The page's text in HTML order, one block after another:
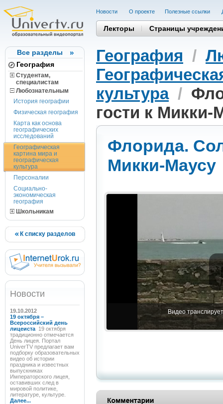
Все разделы
География
Студентам,
cпециалистам
Любознательным
История географии
Физическая география
Карта как основа
географических
исследований
Географическая
картина мира и
географическая
культура
Персоналии
Социально-
экономическая
география
Школьникам
К списку разделов
Новости
19.10.2012
19 октября –
Всероссийский день
лицеиста 19 октября
традиционно отмечается
День лицея. Портал
UniverTV предлагает вам
подборку образовательных
видео об истории
праздника и известных
выпускниках
Императорского лицея,
оставивших след в
мировой политике,
литературе, культуре.
Далее...
Новости О проекте Полезные cсылки
Лекторы Страницы
География /
культура/
гости к Микки-
Флорида.
Микки-Маусу
Видео